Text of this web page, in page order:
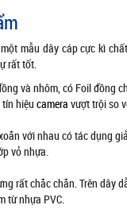
mẫu dây cáp cực kì
rất tốt.
và nhôm, có Foil đồng
hiệu camera vượt trội so
với nhau có tác dụng
vỏ nhựa.
rất chắc chắn. Trên dây
từ nhựa PVC.